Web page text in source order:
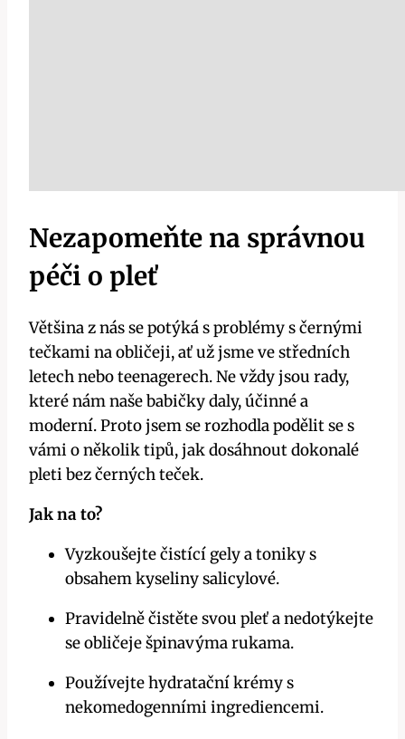
Nezapomeňte na správnou
péči o pleť
Většina z nás se potýká s problémy s černými
tečkami na obličeji, ať už jsme ve středních
letech nebo teenagerech. Ne vždy jsou rady,
které nám naše babičky daly, účinné a
moderní. Proto jsem se rozhodla podělit se s
vámi o několik tipů, jak dosáhnout dokonalé
pleti bez černých teček.
Jak na to?
Vyzkoušejte čistící gely a toniky s
obsahem kyseliny salicylové.
Pravidelně čistěte svou pleť a nedotýkejte
se obličeje špinavýma rukama.
Používejte hydratační krémy s
nekomedogenními ingrediencemi.